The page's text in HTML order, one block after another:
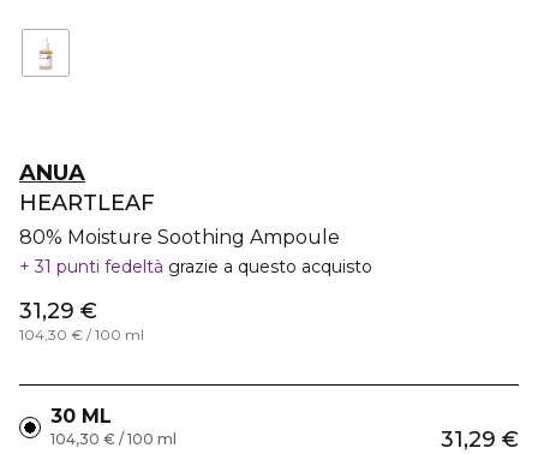
ANUA
HEARTLEAF
80% Moisture Soothing Ampoule
31 punti fedeltà grazie a questo acquisto
31,29 €
104,30 € / 100 ml
30 ML
31,29 €
104,30 € / 100 ml